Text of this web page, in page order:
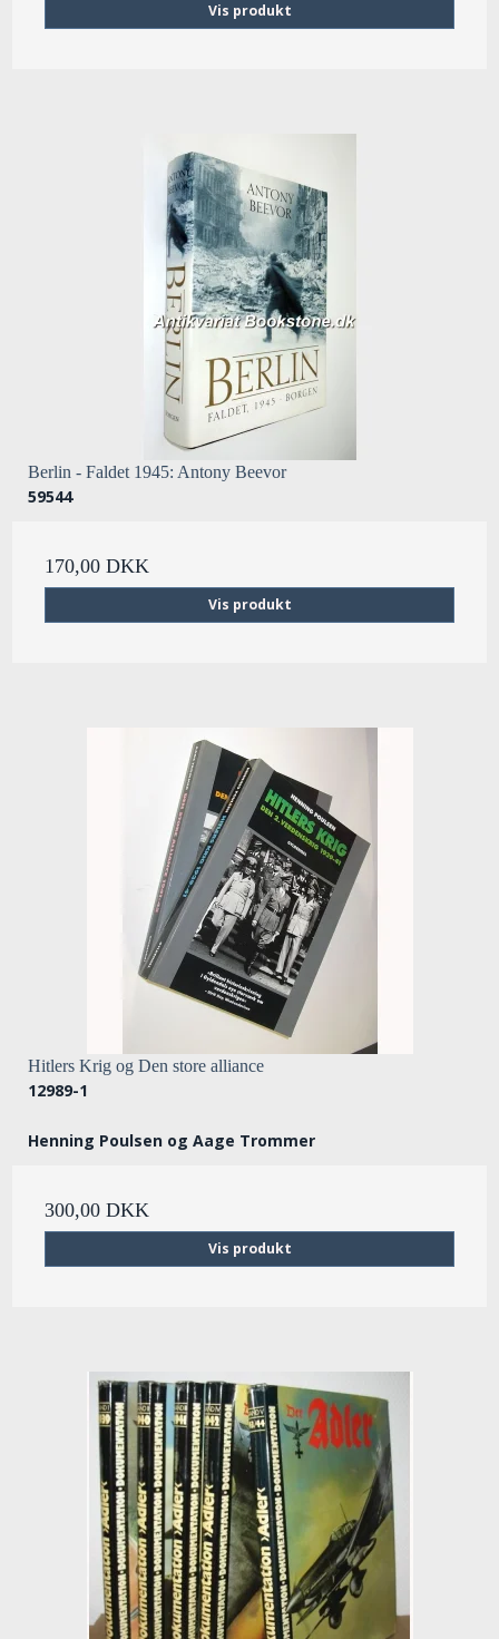
Vis produkt
Berlin - Faldet 1945: Antony Beevor
59544
170,00 DKK
Vis produkt
Hitlers Krig og Den store alliance
12989-1
Henning Poulsen og Aage Trommer
300,00 DKK
Vis produkt